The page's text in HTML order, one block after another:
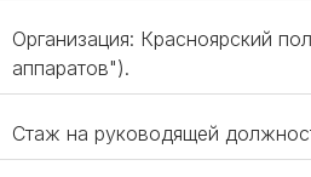
Организация: Красноярский
аппаратов").
Стаж на руководящей